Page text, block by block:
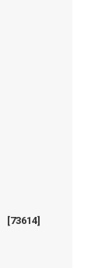
[73614]